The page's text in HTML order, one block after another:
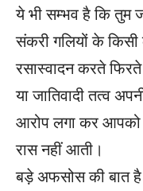
ये भी सम्भव है कि तुम
संकरी गलियों के
रसास्वादन करते
या जातिवादी तत्व
आरोप लगा कर आपको
रास नहीं आती।
बड़े अफसोस की बात है